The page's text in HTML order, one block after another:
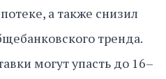
а также снизил
тренда.
могут упасть до 16–